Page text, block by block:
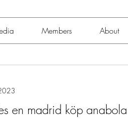
Members About
en madrid köp